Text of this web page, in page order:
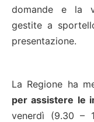
domande e la
gestite a
presentazione.
La Regione ha
per assistere le
venerdì (9.30 –